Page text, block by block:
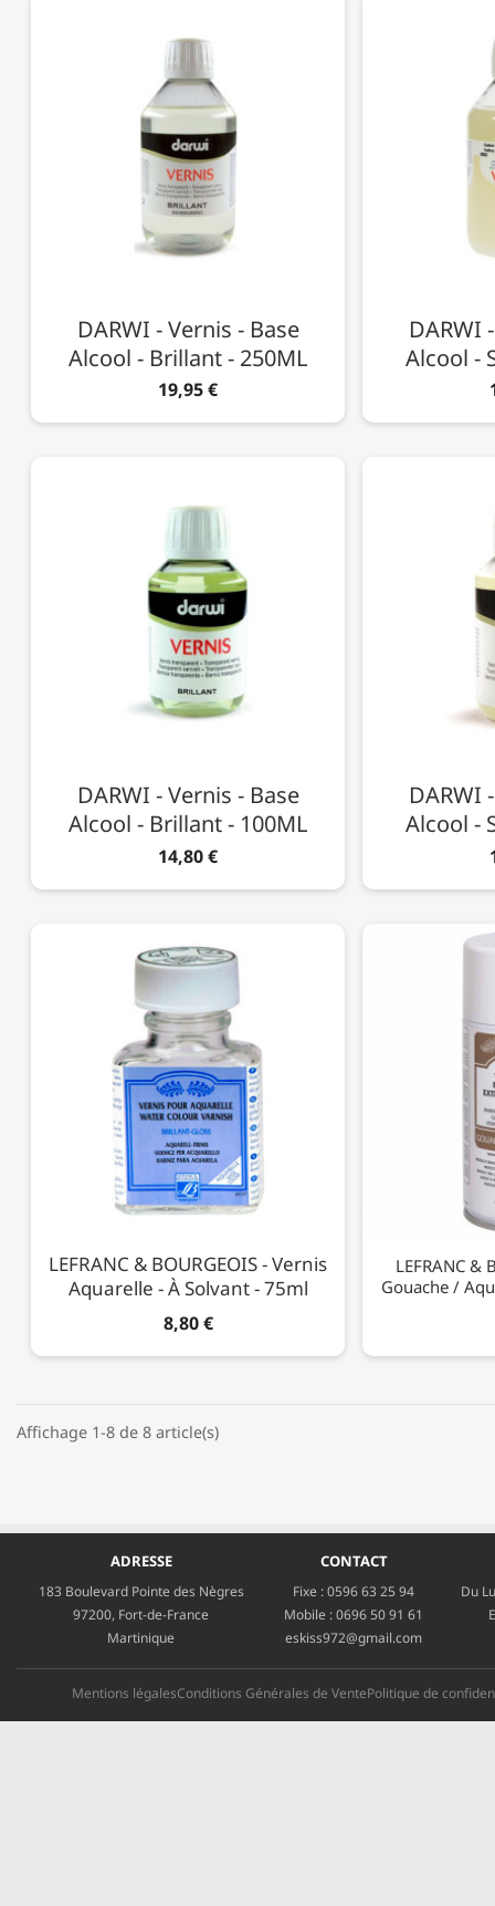
DARWI - Vernis - Base
Alcool - Brillant - 250ML
19,95 €
DARWI
Alcool -
DARWI - Vernis - Base
Alcool - Brillant - 100ML
14,80 €
DARWI
Alcool -
LEFRANC & BOURGEOIS - Vernis
Aquarelle - À Solvant - 75ml
8,80 €
LEFRANC &
Gouache /
Affichage 1-8 de 8 article(s)
ADRESSE
183 Boulevard Pointe des Nègres
97200, Fort-de-France
Martinique
CONTACT
Fixe :0596 63 25 94
Mobile :0696 50 91 61
eskiss972@gmail.com
Du
Mentions légalesConditions Générales de VentePolitique de